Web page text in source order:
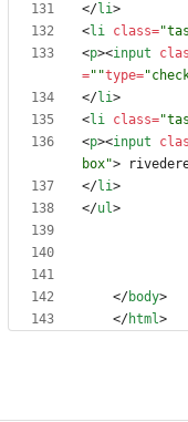
</li>
<li class=
<p><input
=""type=
</li>
<li class=
<p><input
box">
</li>
</ul>
</body>
</html>